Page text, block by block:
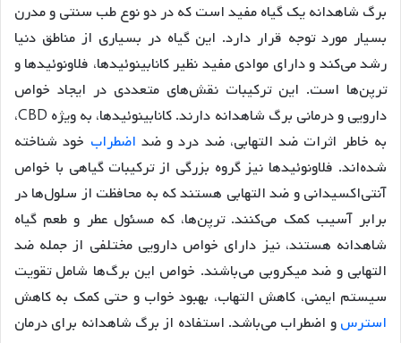
برگ شاهدانه یک گیاه مفید است که در دو نوع طب سنتی و مدرن
بسیار مورد توجه قرار دارد. این گیاه در بسیاری از مناطق دنیا
رشد می‌کند و دارای موادی مفید نظیر کانابینوئیدها، فلاونوئیدها و
ترپن‌ها است. این ترکیبات نقش‌های متعددی در ایجاد خواص
دارویی و درمانی برگ شاهدانه دارند. کانابینوئیدها، به ویژه CBD،
به خاطر اثرات ضد التهابی، ضد درد و ضد اضطراب خود شناخته
شده‌اند. فلاونوئیدها نیز گروه بزرگی از ترکیبات گیاهی با خواص
آنتی‌اکسیدانی و ضد التهابی هستند که به محافظت از سلول‌ها در
برابر آسیب کمک می‌کنند. ترپن‌ها، که مسئول عطر و طعم گیاه
شاهدانه هستند، نیز دارای خواص دارویی مختلفی از جمله ضد
التهابی و ضد میکروبی می‌باشند. خواص این برگ‌ها شامل تقویت
سیستم ایمنی، کاهش التهاب، بهبود خواب و حتی کمک به کاهش
استرسو اضطراب می‌باشد. استفاده از برگ شاهدانه برای درمان